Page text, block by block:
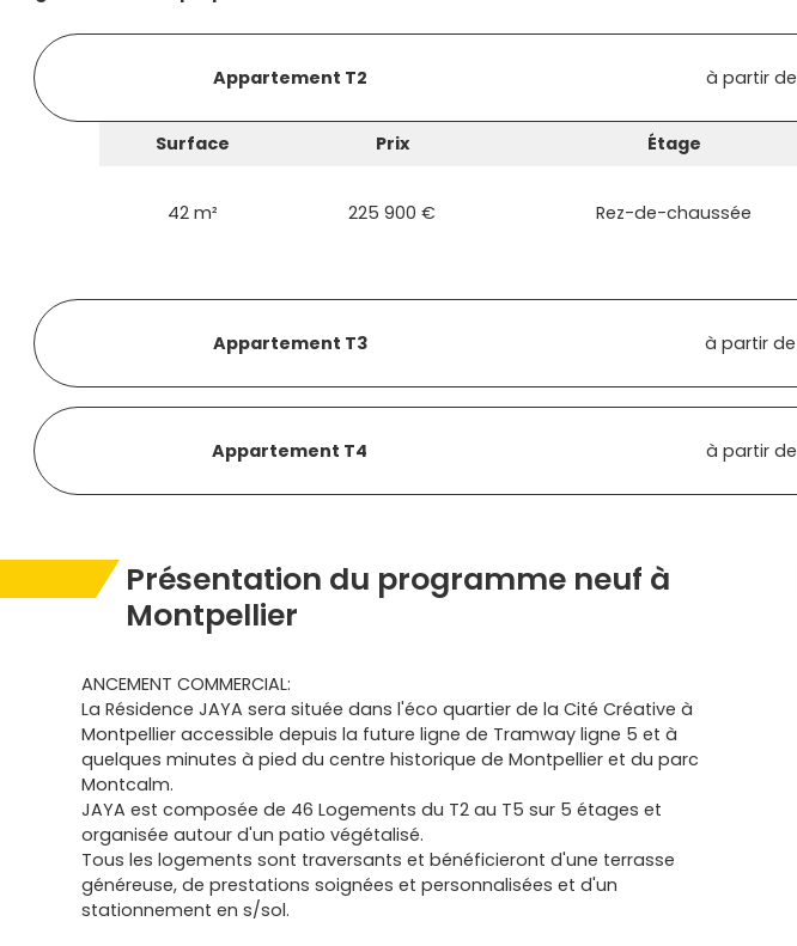
Appartement T2 à partir de
Surface Prix Étage
42 m² 225 900 € Rez-de-chaussée
Appartement T3 à partir de
Appartement T4 à partir de
Présentation du programme neuf à
Montpellier
ANCEMENT COMMERCIAL:
La Résidence JAYA sera située dans l'éco quartier de la Cité Créative à
Montpellier accessible depuis la future ligne de Tramway ligne 5 et à
quelques minutes à pied du centre historique de Montpellier et du parc
Montcalm.
JAYA est composée de 46 Logements du T2 au T5 sur 5 étages et
organisée autour d'un patio végétalisé.
Tous les logements sont traversants et bénéficieront d'une terrasse
généreuse, de prestations soignées et personnalisées et d'un
stationnement en s/sol.